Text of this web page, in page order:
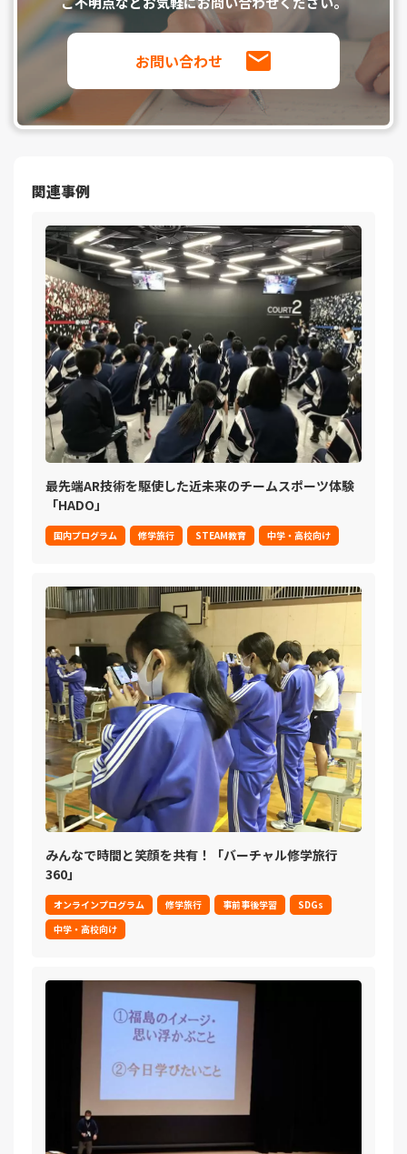
お問い合わせ
関連事例
最先端AR技術を駆使した近未来のチームスポーツ体験
「HADO」
国内プログラム 修学旅行 STEAM教育 中学・高校向け
みんなで時間と笑顔を共有！「バーチャル修学旅行
360」
オンラインプログラム 修学旅行 事前事後学習
SDGs
中学・高校向け